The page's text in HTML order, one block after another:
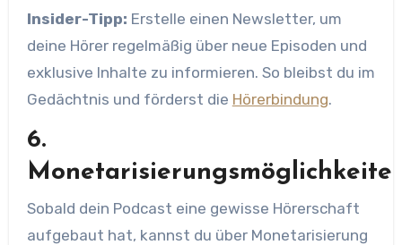
Insider-Tipp: Erstelle einen Newsletter, um
deine Hörer regelmäßig über neue Episoden und
exklusive Inhalte zu informieren. So bleibst du im
Gedächtnis und förderst die Hörerbindung.
6.
Sobald dein Podcast eine gewisse Hörerschaft
aufgebaut hat, kannst du über Monetarisierung